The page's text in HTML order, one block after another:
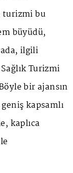
turizmi bu
büyüdü,
ilgili
Turizmi
bir ajansın
kapsamlı
kaplıca